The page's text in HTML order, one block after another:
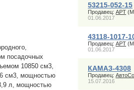
посадочных
10850 см3,
см3, мощностью
л, мощностью
53215-052-15
Продавец: APT
01.06.2017
43118-1017-
Продавец: APT
01.06.2017
КАМАЗ-4308
Продавец:
15.07.2016